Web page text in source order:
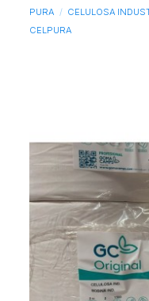
PURA
CELULOSA
CELPURA